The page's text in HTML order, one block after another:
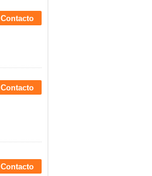
Contacto
Contacto
Contacto